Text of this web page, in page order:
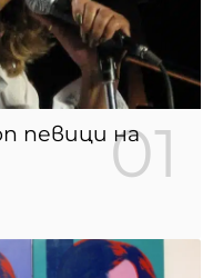
певици на